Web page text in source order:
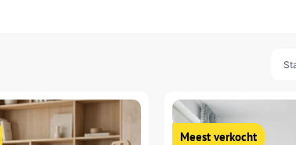
Oorspronkelijke
prijs
was:
999.
Huidige
prijs
is:
399.
Dit
product
heeft